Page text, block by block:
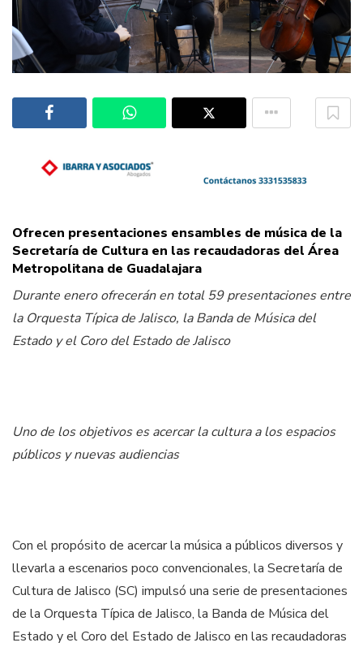
Ofrecen presentaciones ensambles de música de la
Secretaría de Cultura en las recaudadoras del Área
Metropolitana de Guadalajara
Durante enero ofrecerán en total 59 presentaciones entre
la Orquesta Típica de Jalisco, la Banda de Música del
Estado y el Coro del Estado de Jalisco
Uno de los objetivos es acercar la cultura a los espacios
públicos y nuevas audiencias
Con el propósito de acercar la música a públicos diversos y
llevarla a escenarios poco convencionales, la Secretaría de
Cultura de Jalisco (SC) impulsó una serie de presentaciones
de la Orquesta Típica de Jalisco, la Banda de Música del
Estado y el Coro del Estado de Jalisco en las recaudadoras